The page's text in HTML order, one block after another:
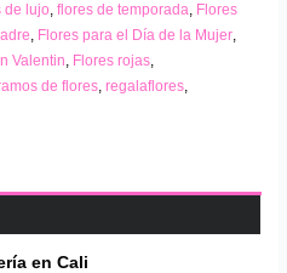
de lujo,flores de temporada, Flores
, Flores para el Día de la Mujer,
Valentin, Flores rojas,
de flores,regalaflores,
en Cali